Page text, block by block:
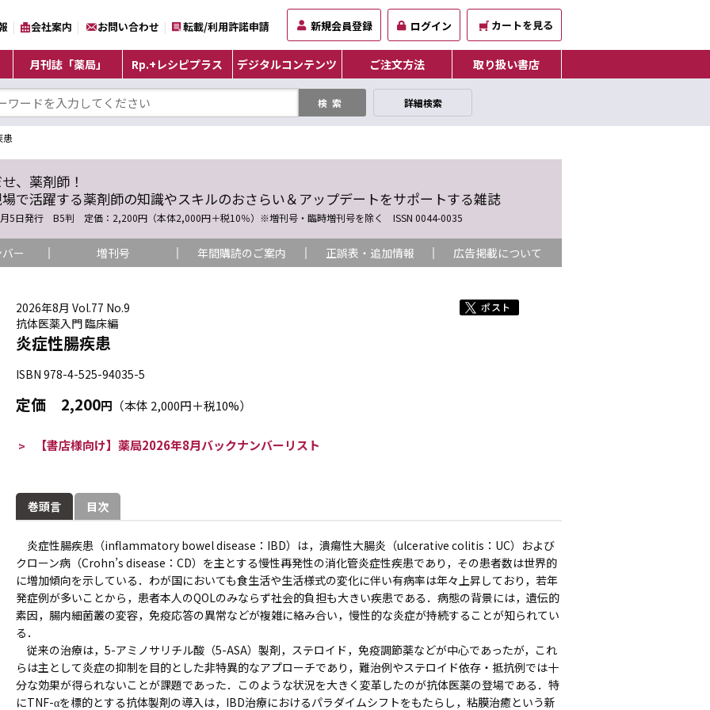
会社案内 お問い合わせ 転載/利用許諾申請 新規会員登録 ログイン カートを見る
月刊誌「薬局」 Rp.+レシピプラス デジタルコンテンツ ご注文方法 取り扱い書店
詳細検索
患
、薬剤師！
で活躍する薬剤師の知識やスキルのおさらい＆アップデートをサポートする雑誌
5日発行 B5判 定価：2,200円（本体2,000円＋税10％）※増刊号・臨時増刊号を除く ISSN 0044-0035
ー 増刊号 年間購読のご案内 正誤表・追加情報 広告掲載について
2026年8月 Vol.77 No.9
抗体医薬入門 臨床編
炎症性腸疾患
ISBN 978-4-525-94035-5
定価 2,200円 （本体 2,000円＋税10%）
【書店様向け】薬局2026年8月バックナンバーリスト
巻頭言 目次
炎症性腸疾患（inflammatory bowel disease：IBD）は，潰瘍性大腸炎（ulcerative colitis：UC）および
クローン病（Crohn’s disease：CD）を主とする慢性再発性の消化管炎症性疾患であり，その患者数は世界的
に増加傾向を示している．わが国においても食生活や生活様式の変化に伴い有病率は年々上昇しており，若年
発症例が多いことから，患者本人のQOLのみならず社会的負担も大きい疾患である．病態の背景には，遺伝的
素因，腸内細菌叢の変容，免疫応答の異常などが複雑に絡み合い，慢性的な炎症が持続することが知られてい
る．
従来の治療は，5-アミノサリチル酸（5-ASA）製剤，ステロイド，免疫調節薬などが中心であったが，これ
らは主として炎症の抑制を目的とした非特異的なアプローチであり，難治例やステロイド依存・抵抗例では十
分な効果が得られないことが課題であった．このような状況を大きく変革したのが抗体医薬の登場である．特
にTNF-αを標的とする抗体製剤の導入は，IBD治療におけるパラダイムシフトをもたらし，粘膜治癒という新